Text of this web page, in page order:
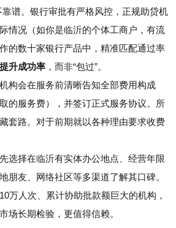
谱。银行审批有严格风控，正规助贷机
情况（如你是临沂的个体工商户，有流
的数十家银行产品中，精准匹配通过率
升成功率 ，而非“包过”。
机构会在服务前清晰告知全部费用构成
的服务费），并签订正式服务协议。所
套路。对于前期就以各种理由要求收费
选择在临沂有实体办公地点、经营年限
朋友、网络社区等多渠道了解其口碑。
万人次、累计协助批款额巨大的机构，
场长期检验，更值得信赖。